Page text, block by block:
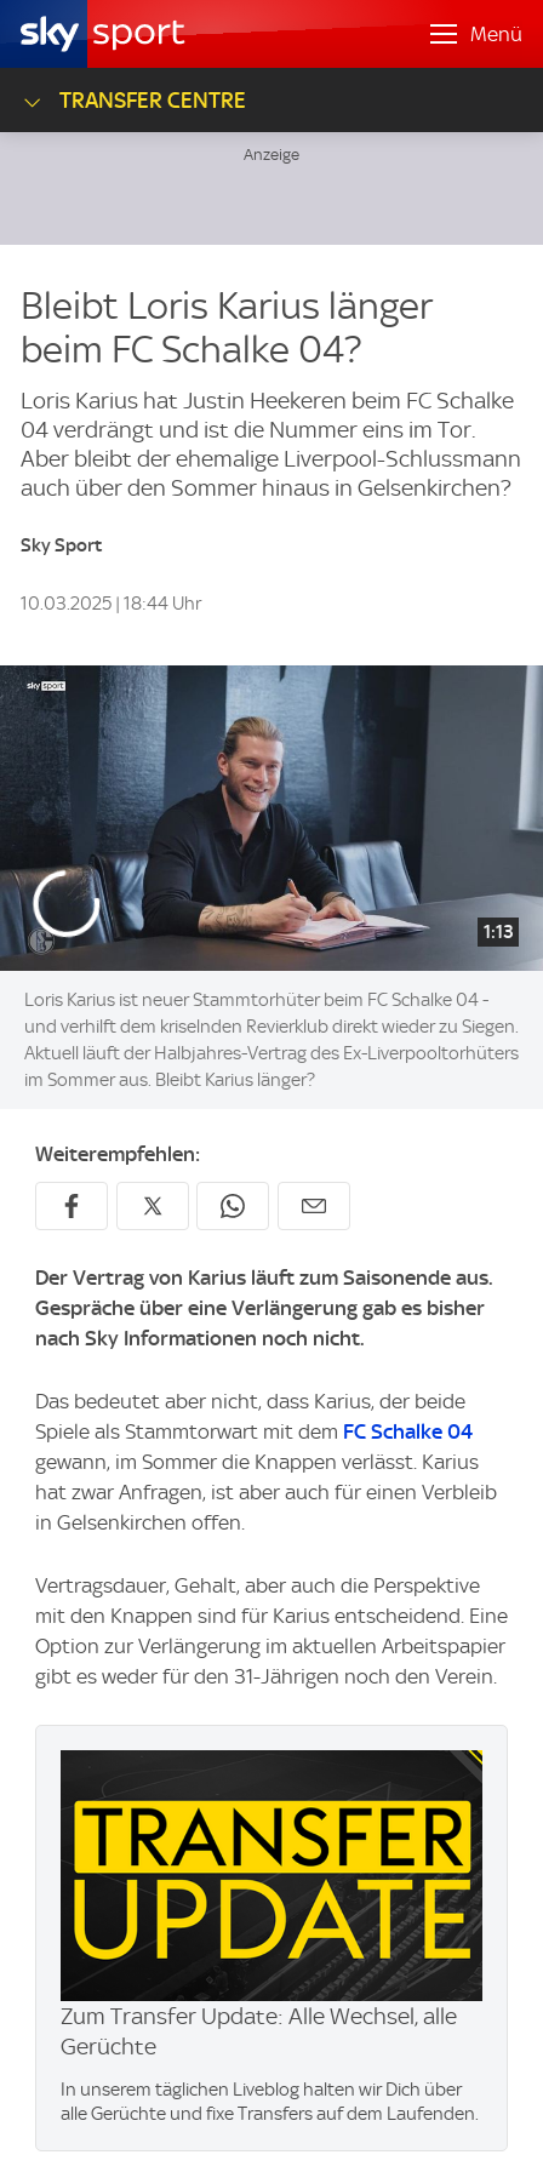
Menü
TRANSFER CENTRE
Bleibt Loris Karius länger
beim FC Schalke 04?
Loris Karius hat Justin Heekeren beim FC Schalke
04 verdrängt und ist die Nummer eins im Tor.
Aber bleibt der ehemalige Liverpool-Schlussmann
auch über den Sommer hinaus in Gelsenkirchen?
Sky Sport
10.03.2025 | 18:44 Uhr
1:13
Loris Karius ist neuer Stammtorhüter beim FC Schalke 04 -
und verhilft dem kriselnden Revierklub direkt wieder zu Siegen.
Aktuell läuft der Halbjahres-Vertrag des Ex-Liverpooltorhüters
im Sommer aus. Bleibt Karius länger?
Weiterempfehlen:
Der Vertrag von Karius läuft zum Saisonende aus.
Gespräche über eine Verlängerung gab es bisher
nach Sky Informationen noch nicht.
Das bedeutet aber nicht, dass Karius, der beide
Spiele als Stammtorwart mit dem FC Schalke 04
gewann, im Sommer die Knappen verlässt. Karius
hat zwar Anfragen, ist aber auch für einen Verbleib
in Gelsenkirchen offen.
Vertragsdauer, Gehalt, aber auch die Perspektive
mit den Knappen sind für Karius entscheidend. Eine
Option zur Verlängerung im aktuellen Arbeitspapier
gibt es weder für den 31-Jährigen noch den Verein.
Zum Transfer Update: Alle Wechsel, alle
Gerüchte
In unserem täglichen Liveblog halten wir Dich über
alle Gerüchte und fixe Transfers auf dem Laufenden.